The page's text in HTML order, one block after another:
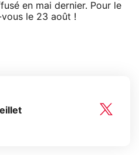
en mai dernier. Pour le
le 23 août !